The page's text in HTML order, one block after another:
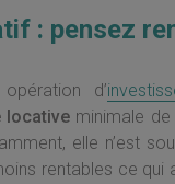
: pensez
d’
locativeminimale de
elle n’est
rentables ce